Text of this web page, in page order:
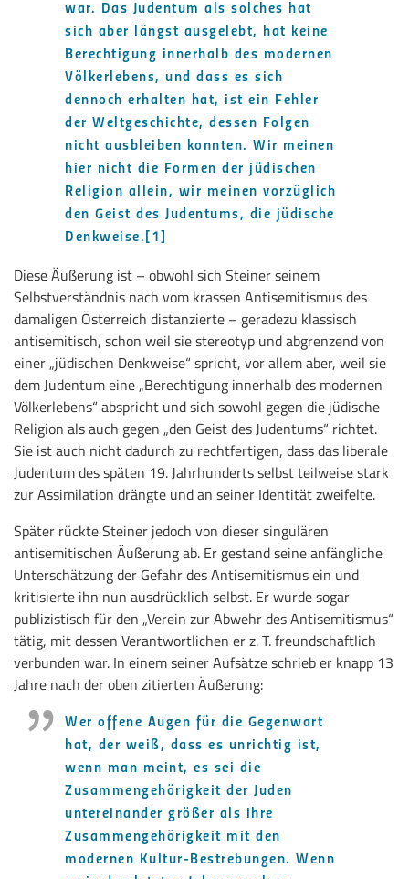
war. Das Judentum als solches hat
sich aber längst ausgelebt, hat keine
Berechtigung innerhalb des modernen
Völkerlebens, und dass es sich
dennoch erhalten hat, ist ein Fehler
der Weltgeschichte, dessen Folgen
nicht ausbleiben konnten. Wir meinen
hier nicht die Formen der jüdischen
Religion allein, wir meinen vorzüglich
den Geist des Judentums, die jüdische
Denkweise.
[1]
Diese Äußerung ist – obwohl sich Steiner seinem
Selbstverständnis nach vom krassen Antisemitismus des
damaligen Österreich distanzierte – geradezu klassisch
antisemitisch, schon weil sie stereotyp und abgrenzend von
einer „jüdischen Denkweise“ spricht, vor allem aber, weil sie
dem Judentum eine „Berechtigung innerhalb des modernen
Völkerlebens“ abspricht und sich sowohl gegen die jüdische
Religion als auch gegen „den Geist des Judentums“ richtet.
Sie ist auch nicht dadurch zu rechtfertigen, dass das liberale
Judentum des späten 19. Jahrhunderts selbst teilweise stark
zur Assimilation drängte und an seiner Identität zweifelte.
Später rückte Steiner jedoch von dieser singulären
antisemitischen Äußerung ab. Er gestand seine anfängliche
Unterschätzung der Gefahr des Antisemitismus ein und
kritisierte ihn nun ausdrücklich selbst. Er wurde sogar
publizistisch für den „Verein zur Abwehr des Antisemitismus“
tätig, mit dessen Verantwortlichen er z. T. freundschaftlich
verbunden war. In einem seiner Aufsätze schrieb er knapp 13
Jahre nach der oben zitierten Äußerung:
Wer offene Augen für die Gegenwart
hat, der weiß, dass es unrichtig ist,
wenn man meint, es sei die
Zusammengehörigkeit der Juden
untereinander größer als ihre
Zusammengehörigkeit mit den
modernen Kultur-Bestrebungen. Wenn